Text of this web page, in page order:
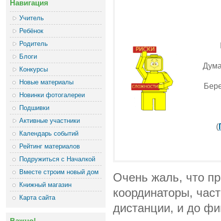
Навигация
Учитель
Ребёнок
Родитель
Блоги
Конкурсы
Новые материалы
Новинки фотогалереи
Подшивки
Активные участники
Календарь событий
Рейтинг материалов
Подружиться с Началкой
Вместе строим новый дом
Книжный магазин
Карта сайта
(
Очень жаль, что
координаторы,
дистанции, и до